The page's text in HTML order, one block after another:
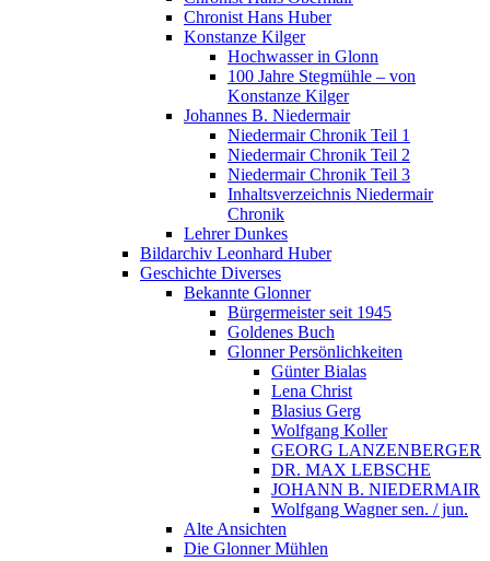
Chronist Hans Huber
Konstanze Kilger
Hochwasser in Glonn
100 Jahre Stegmühle – von
Konstanze Kilger
Johannes B. Niedermair
Niedermair Chronik Teil 1
Niedermair Chronik Teil 2
Niedermair Chronik Teil 3
Inhaltsverzeichnis Niedermair
Chronik
Lehrer Dunkes
Bildarchiv Leonhard Huber
Geschichte Diverses
Bekannte Glonner
Bürgermeister seit 1945
Goldenes Buch
Glonner Persönlichkeiten
Günter Bialas
Lena Christ
Blasius Gerg
Wolfgang Koller
GEORG LANZENBERGER
DR. MAX LEBSCHE
JOHANN B. NIEDERMAIR
Wolfgang Wagner sen. / jun.
Alte Ansichten
Die Glonner Mühlen